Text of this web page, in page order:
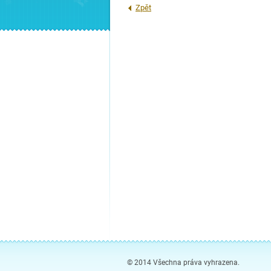
Zpět
© 2014 Všechna práva vyhrazena.